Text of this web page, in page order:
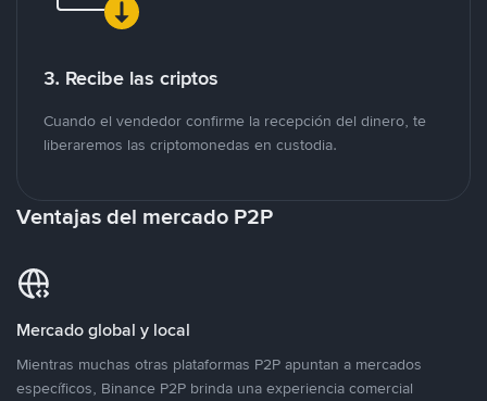
3. Recibe las criptos
Cuando el vendedor confirme la recepción del dinero, te
liberaremos las criptomonedas en custodia.
Ventajas del mercado P2P
Mercado global y local
Mientras muchas otras plataformas P2P apuntan a mercados
específicos, Binance P2P brinda una experiencia comercial